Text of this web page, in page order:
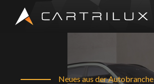
Neues aus der Autobranche